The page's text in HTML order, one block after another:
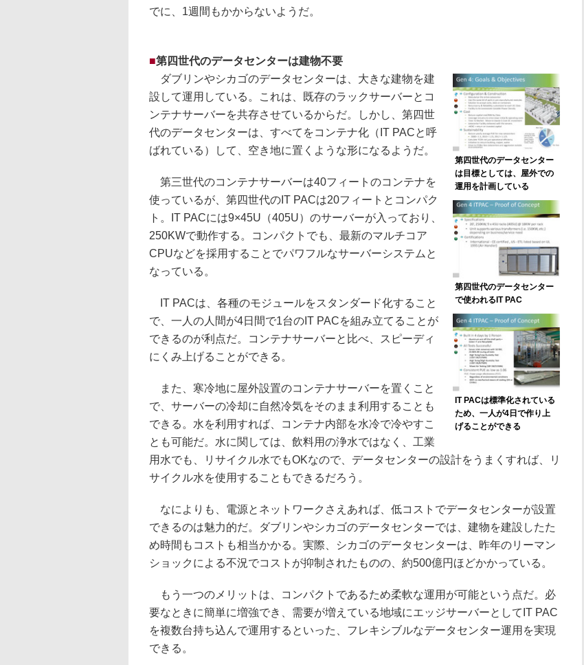
でに、1週間もかからないようだ。
■第四世代のデータセンターは建物不要
第四世代のデータセンター
は目標としては、屋外での
運用を計画している
第四世代のデータセンター
で使われるIT PAC
IT PACは標準化されている
ため、一人が4日で作り上
げることができる
ダブリンやシカゴのデータセンターは、大きな建物を建
設して運用している。これは、既存のラックサーバーとコ
ンテナサーバーを共存させているからだ。しかし、第四世
代のデータセンターは、すべてをコンテナ化（IT PACと呼
ばれている）して、空き地に置くような形になるようだ。
第三世代のコンテナサーバーは40フィートのコンテナを
使っているが、第四世代のIT PACは20フィートとコンパク
ト。IT PACには9×45U（405U）のサーバーが入っており、
250KWで動作する。コンパクトでも、最新のマルチコア
CPUなどを採用することでパワフルなサーバーシステムと
なっている。
IT PACは、各種のモジュールをスタンダード化すること
で、一人の人間が4日間で1台のIT PACを組み立てることが
できるのが利点だ。コンテナサーバーと比べ、スピーディ
にくみ上げることができる。
また、寒冷地に屋外設置のコンテナサーバーを置くこと
で、サーバーの冷却に自然冷気をそのまま利用することも
できる。水を利用すれば、コンテナ内部を水冷で冷やすこ
とも可能だ。水に関しては、飲料用の浄水ではなく、工業
用水でも、リサイクル水でもOKなので、データセンターの設計をうまくすれば、リ
サイクル水を使用することもできるだろう。
なによりも、電源とネットワークさえあれば、低コストでデータセンターが設置
できるのは魅力的だ。ダブリンやシカゴのデータセンターでは、建物を建設したた
め時間もコストも相当かかる。実際、シカゴのデータセンターは、昨年のリーマン
ショックによる不況でコストが抑制されたものの、約500億円ほどかかっている。
もう一つのメリットは、コンパクトであるため柔軟な運用が可能という点だ。必
要なときに簡単に増強でき、需要が増えている地域にエッジサーバーとしてIT PAC
を複数台持ち込んで運用するといった、フレキシブルなデータセンター運用を実現
できる。